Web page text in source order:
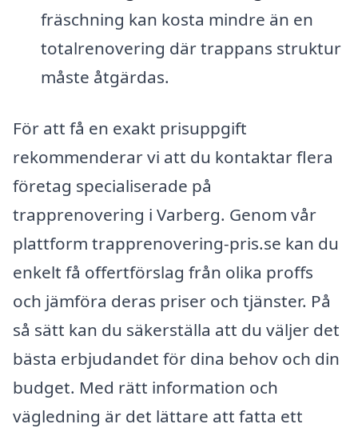
fräschning kan kosta mindre än en
totalrenovering där trappans struktur
måste åtgärdas.
För att få en exakt prisuppgift
rekommenderar vi att du kontaktar flera
företag specialiserade på
trapprenovering i Varberg. Genom vår
plattform trapprenovering-pris.se kan du
enkelt få offertförslag från olika proffs
och jämföra deras priser och tjänster. På
så sätt kan du säkerställa att du väljer det
bästa erbjudandet för dina behov och din
budget. Med rätt information och
vägledning är det lättare att fatta ett